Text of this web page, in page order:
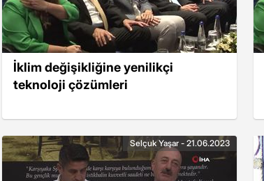
İklim değişikliğine yenilikçi
teknoloji çözümleri
Selçuk Yaşar - 21.06.2023